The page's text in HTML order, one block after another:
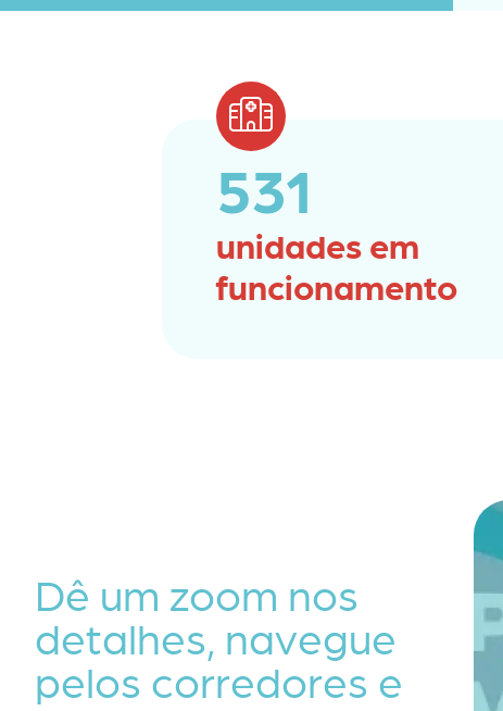
531
unidades em
funcionamento
Dê um zoom nos
detalhes, navegue
pelos corredores e